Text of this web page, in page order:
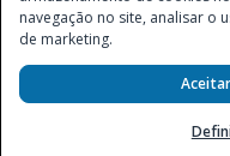
endereço na Avenida Brigadeiro
Município de São Paulo, Estado
Secretaria de Prêmios e Apostas
247, de
navegação no site, analisar o
de marketing.